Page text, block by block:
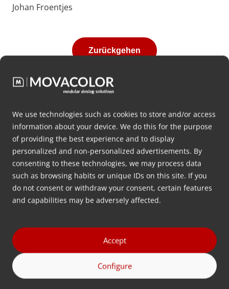
We use technologies such as cookies to store and/or access
information about your device. We do this for the purpose
of providing the best experience and to display
personalized and non-personalized advertisements. By
consenting to these technologies, we may process data
such as browsing habits or unique IDs on this site. If you
do not consent or withdraw your consent, certain features
and capabilities may be adversely affected.
Accept
Configure
Johan Froentjes
Zurückgehen
Neueste Nachrichten
tragbaren Touchscreen-
Controller mit Basic Recipe